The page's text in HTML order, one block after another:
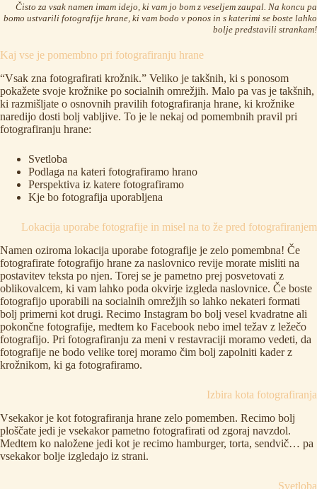
Čisto za vsak namen imam idejo, ki vam jo bom z veseljem zaupal. Na koncu pa
bomo ustvarili fotografije hrane, ki vam bodo v ponos in s katerimi se boste lahko
bolje predstavili strankam!
Kaj vse je pomembno pri fotografiranju hrane
“Vsak zna fotografirati krožnik.” Veliko je takšnih, ki s ponosom
pokažete svoje krožnike po socialnih omrežjih. Malo pa vas je takšnih,
ki razmišljate o osnovnih pravilih fotografiranja hrane, ki krožnike
naredijo dosti bolj vabljive. To je le nekaj od pomembnih pravil pri
fotografiranju hrane:
Svetloba
Podlaga na kateri fotografiramo hrano
Perspektiva iz katere fotografiramo
Kje bo fotografija uporabljena
Lokacija uporabe fotografije in misel na to že pred fotografiranjem
Namen oziroma lokacija uporabe fotografije je zelo pomembna! Če
fotografirate fotografijo hrane za naslovnico revije morate misliti na
postavitev teksta po njen. Torej se je pametno prej posvetovati z
oblikovalcem, ki vam lahko poda okvirje izgleda naslovnice. Če boste
fotografijo uporabili na socialnih omrežjih so lahko nekateri formati
bolj primerni kot drugi. Recimo Instagram bo bolj vesel kvadratne ali
pokončne fotografije, medtem ko Facebook nebo imel težav z ležečo
fotografijo. Pri fotografiranju za meni v restavraciji moramo vedeti, da
fotografije ne bodo velike torej moramo čim bolj zapolniti kader z
krožnikom, ki ga fotografiramo.
Izbira kota fotografiranja
Vsekakor je kot fotografiranja hrane zelo pomemben. Recimo bolj
ploščate jedi je vsekakor pametno fotografirati od zgoraj navzdol.
Medtem ko naložene jedi kot je recimo hamburger, torta, sendvič… pa
vsekakor bolje izgledajo iz strani.
Svetloba